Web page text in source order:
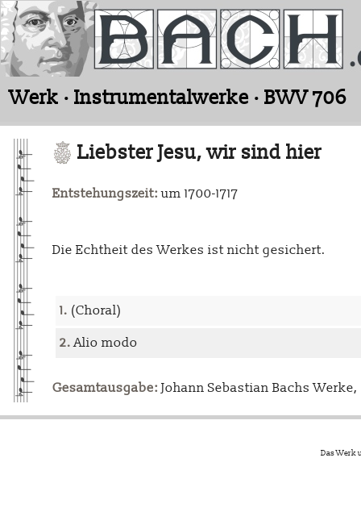
Werk · Instrumentalwerke · BWV 706
Liebster Jesu, wir sind hier
Entstehungszeit: um 1700-1717
Die Echtheit des Werkes ist nicht gesichert.
1. (Choral)
2.Alio modo
Gesamtausgabe: Johann Sebastian Bachs Werke,
Das Werk